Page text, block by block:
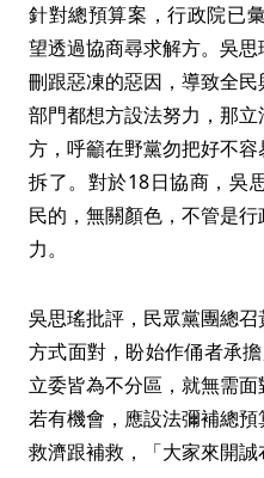
針對總預算案，行政院已
望透過協商尋求解方。吳
刪跟惡凍的惡因，導致全
部門都想方設法努力，那
方，呼籲在野黨勿把好不
拆了。對於18日協商，吳
民的，無關顏色，不管是
力。
吳思瑤批評，民眾黨團總
方式面對，盼始作俑者承
立委皆為不分區，就無需
若有機會，應設法彌補總
救濟跟補救，「大家來開誠